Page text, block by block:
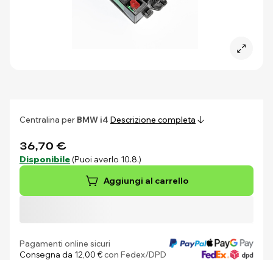
Centralina per BMW i4 Descrizione completa
36,70 €
Disponibile (Puoi averlo 10.8.)
Aggiungi al carrello
Pagamenti online sicuri
Consegna da 12,00 €con Fedex/DPD